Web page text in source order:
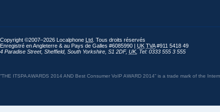
Copyright ©2007–2026 Localphone Ltd . Tous droits réservés
Enregistré en Angleterre & au Pays de Galles #6085990 | UK TVA#911 5418 49
4 Paradise Street, Sheffield, South Yorkshire S1 2DF, UK, Tel: 0333 555 3 555
“THE ITSPA AWARDS 2014 AND Best Consumer VoIP AWARD 2014” is a trade mark of the